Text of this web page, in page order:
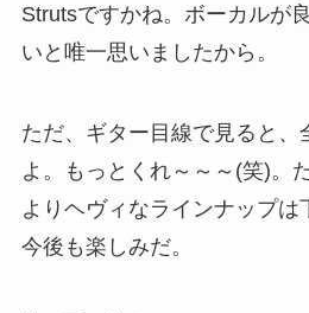
Strutsですかね。ボーカルが
いと唯一思いましたから。
ただ、ギター目線で見ると、
よ。もっとくれ～～～(笑)。
よりヘヴィなラインナップは
今後も楽しみだ。